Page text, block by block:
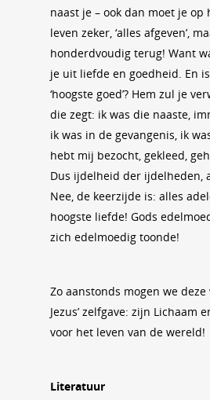
naast je – ook dan moet je
leven zeker, ‘alles afgeven’,
honderdvoudig terug! Want
je uit liefde en goedheid. En
‘hoogste goed’? Hem zul je
die zegt: ik was die naaste,
ik was in de gevangenis, ik
hebt mij bezocht, gekleed,
Dus ijdelheid der ijdelheden,
Nee, de keerzijde is: alles
hoogste liefde! Gods
zich edelmoedig toonde!
Zo aanstonds mogen we
Jezus’ zelfgave: zijn Lichaam
voor het leven van de wereld!
Literatuur